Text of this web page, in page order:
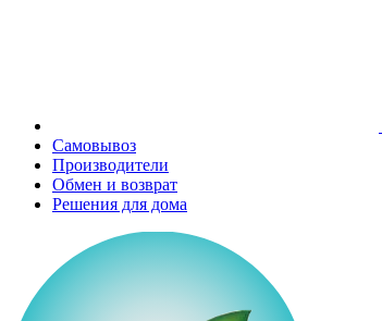
Самовывоз
Производители
Обмен и возврат
Решения для дома